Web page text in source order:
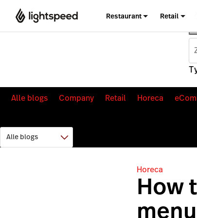
Restaurant Retail
Alle blogs Company Retail Horeca
Horeca
How